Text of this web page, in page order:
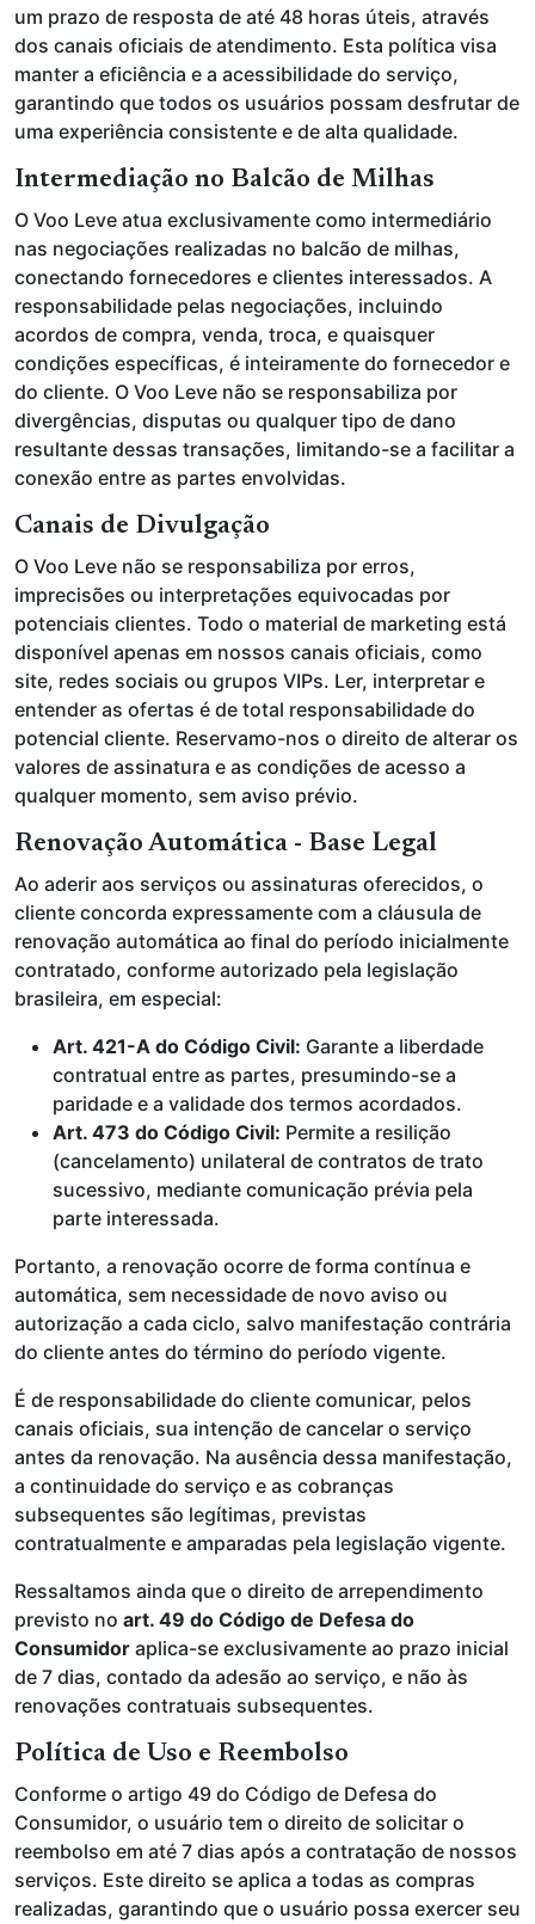
um prazo de resposta de até 48 horas úteis, através
dos canais oficiais de atendimento. Esta política visa
manter a eficiência e a acessibilidade do serviço,
garantindo que todos os usuários possam desfrutar de
uma experiência consistente e de alta qualidade.
Intermediação no Balcão de Milhas
O Voo Leve atua exclusivamente como intermediário
nas negociações realizadas no balcão de milhas,
conectando fornecedores e clientes interessados. A
responsabilidade pelas negociações, incluindo
acordos de compra, venda, troca, e quaisquer
condições específicas, é inteiramente do fornecedor e
do cliente. O Voo Leve não se responsabiliza por
divergências, disputas ou qualquer tipo de dano
resultante dessas transações, limitando-se a facilitar a
conexão entre as partes envolvidas.
Canais de Divulgação
O Voo Leve não se responsabiliza por erros,
imprecisões ou interpretações equivocadas por
potenciais clientes. Todo o material de marketing está
disponível apenas em nossos canais oficiais, como
site, redes sociais ou grupos VIPs. Ler, interpretar e
entender as ofertas é de total responsabilidade do
potencial cliente. Reservamo-nos o direito de alterar os
valores de assinatura e as condições de acesso a
qualquer momento, sem aviso prévio.
Renovação Automática - Base Legal
Ao aderir aos serviços ou assinaturas oferecidos, o
cliente concorda expressamente com a cláusula de
renovação automática ao final do período inicialmente
contratado, conforme autorizado pela legislação
brasileira, em especial:
Art. 421-A do Código Civil: Garante a liberdade
contratual entre as partes, presumindo-se a
paridade e a validade dos termos acordados.
Art. 473 do Código Civil: Permite a resilição
(cancelamento) unilateral de contratos de trato
sucessivo, mediante comunicação prévia pela
parte interessada.
Portanto, a renovação ocorre de forma contínua e
automática, sem necessidade de novo aviso ou
autorização a cada ciclo, salvo manifestação contrária
do cliente antes do término do período vigente.
É de responsabilidade do cliente comunicar, pelos
canais oficiais, sua intenção de cancelar o serviço
antes da renovação. Na ausência dessa manifestação,
a continuidade do serviço e as cobranças
subsequentes são legítimas, previstas
contratualmente e amparadas pela legislação vigente.
Ressaltamos ainda que o direito de arrependimento
previsto no art. 49 do Código de Defesa do
Consumidor aplica-se exclusivamente ao prazo inicial
de 7 dias, contado da adesão ao serviço, e não às
renovações contratuais subsequentes.
Política de Uso e Reembolso
Conforme o artigo 49 do Código de Defesa do
Consumidor, o usuário tem o direito de solicitar o
reembolso em até 7 dias após a contratação de nossos
serviços. Este direito se aplica a todas as compras
realizadas, garantindo que o usuário possa exercer seu